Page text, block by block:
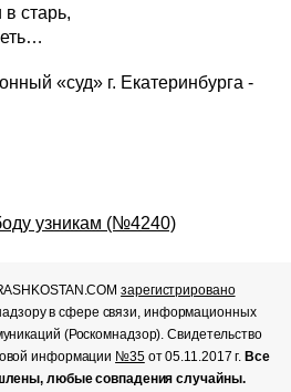
старь,
«суд» г. Екатеринбурга -
узникам (№4240)
зарегистрировано
в сфере связи, информационных
(Роскомнадзор). Свидетельство
информации №35от 05.11.2017 г. Все
любые совпадения случайны.